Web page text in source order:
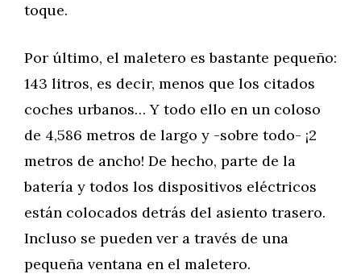
toque.
Por último, el maletero es bastante pequeño:
143 litros, es decir, menos que los citados
coches urbanos… Y todo ello en un coloso
de 4,586 metros de largo y -sobre todo- ¡2
metros de ancho! De hecho, parte de la
batería y todos los dispositivos eléctricos
están colocados detrás del asiento trasero.
Incluso se pueden ver a través de una
pequeña ventana en el maletero.